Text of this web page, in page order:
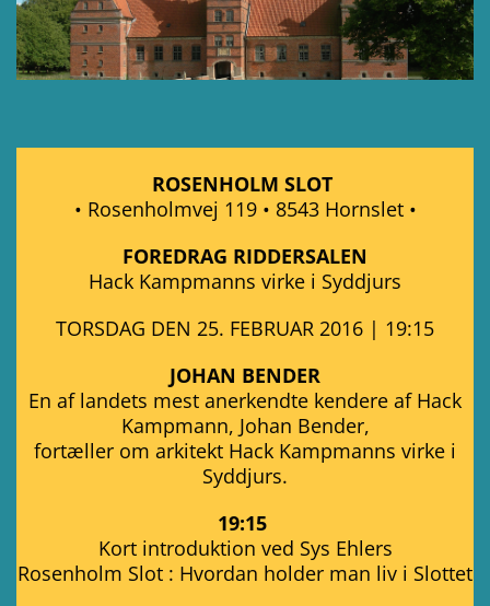
ROSENHOLM SLOT
• Rosenholmvej 119 • 8543 Hornslet •
FOREDRAG RIDDERSALEN
Hack Kampmanns virke i Syddjurs
TORSDAG DEN 25. FEBRUAR 2016 | 19:15
JOHAN BENDER
En af landets mest anerkendte kendere af Hack
Kampmann, Johan Bender,
fortæller om arkitekt Hack Kampmanns virke i
Syddjurs.
19:15
Kort introduktion ved Sys Ehlers
Rosenholm Slot : Hvordan holder man liv i Slottet